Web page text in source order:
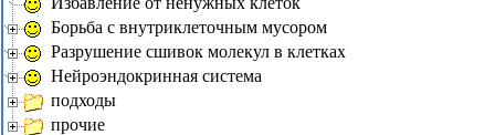
Борьба с внутриклеточным мусором
Разрушение сшивок молекул в клетках
Нейроэндокринная система
подходы
прочие